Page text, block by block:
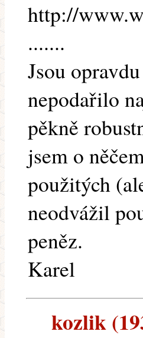
http://
.......
Jsou
nepodařilo
pěkně
jsem o
použitých
neodvážil
peněz.
Karel
kozlik